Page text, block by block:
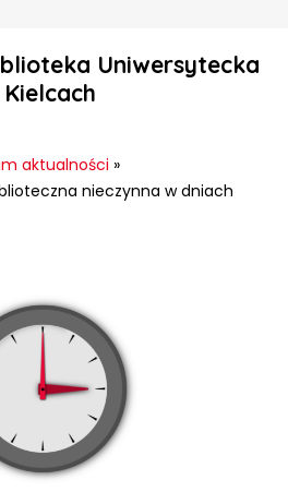
Uniwersytecka
aktualności »
nieczynna w dniach